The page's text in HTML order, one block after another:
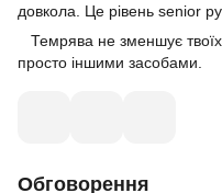
довкола. Це рівень senior
Темрява не зменшує твоїх
просто іншими засобами.
Обговорення